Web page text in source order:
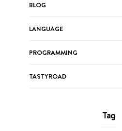
BLOG
LANGUAGE
PROGRAMMING
TASTYROAD
Tag